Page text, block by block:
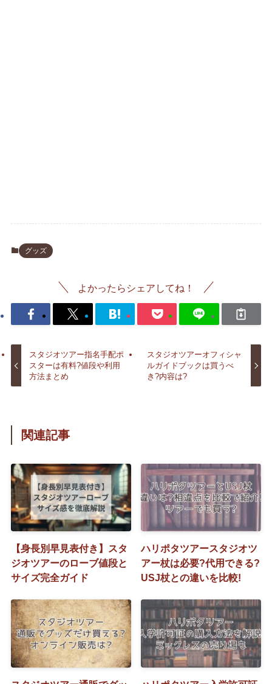
グッズ
よかったらシェアしてね！
スタジオツアー指名手配ポ
スターは有料?値段や利用
方法まとめ
スタジオツアーオフィシャ
ルガイドブックは買うべ
き?内容は?
関連記事
【身長別早見表付き】スタ
ジオツアーのローブ値段と
サイズ完全ガイド
ハリポタツアースタジオツ
アー杖は必要?代用できる?
USJ杖との違いを比較!